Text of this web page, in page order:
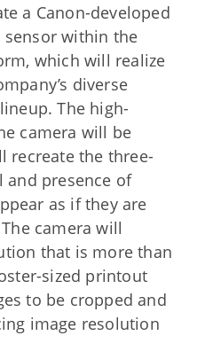
a Canon-developed
sensor within the
which will realize
diverse
The high-
camera will be
recreate the three-
and presence of
as if they are
camera will
that is more than
sized printout
to be cropped and
image resolution